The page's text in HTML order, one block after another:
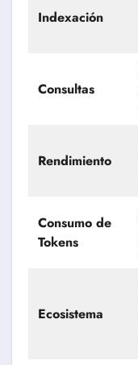
Indexación
Consultas
Rendimiento
Consumo de
Tokens
Ecosistema